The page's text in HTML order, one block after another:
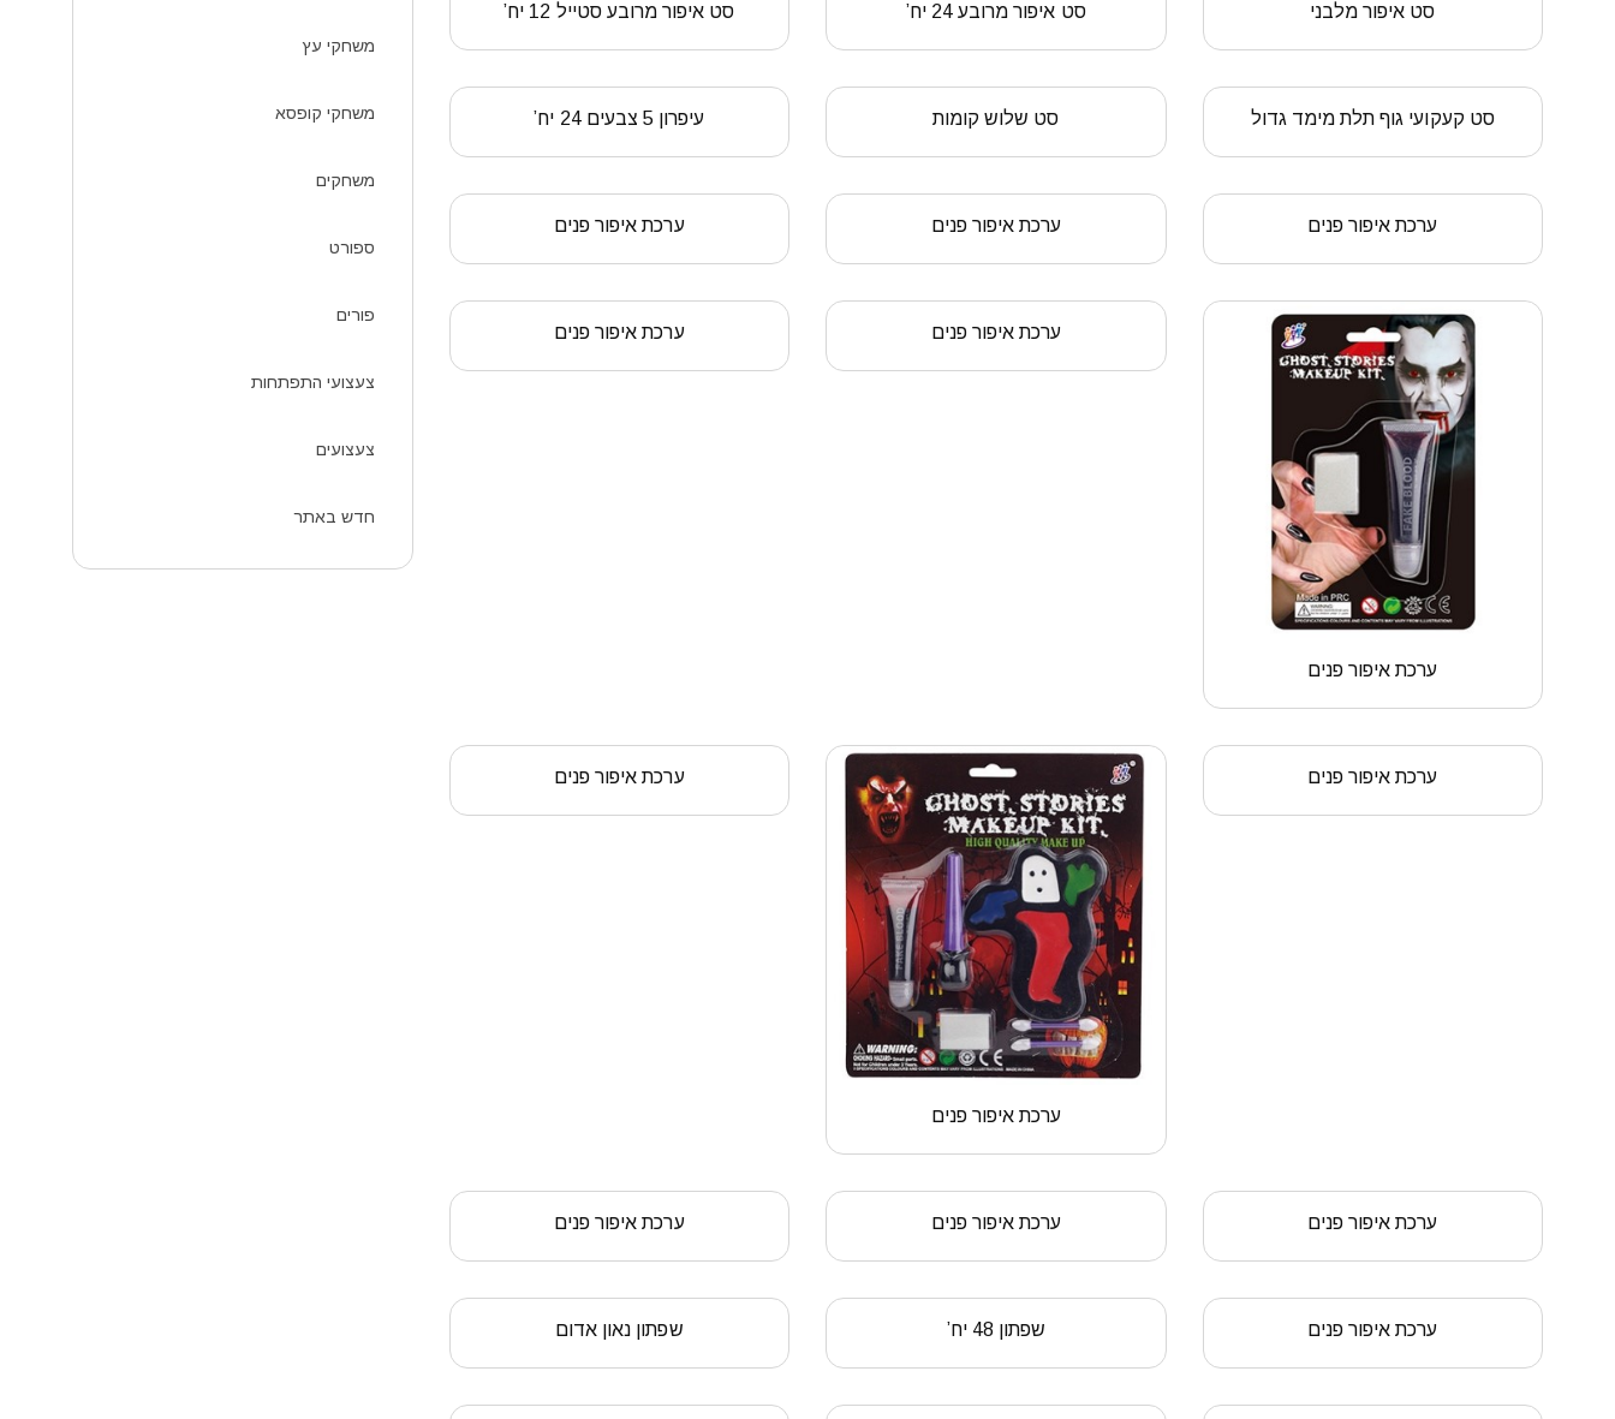
סט איפור מלבני סט איפור מרובע 24 יח’ סט איפור מרובע סטייל 12 יח’
סט קעקועי גוף תלת מימד גדול סט שלוש קומות עיפרון 5 צבעים 24 יח’
ערכת איפור פנים ערכת איפור פנים ערכת איפור פנים
ערכת איפור פנים
ערכת איפור פנים ערכת איפור פנים
ערכת איפור פנים
ערכת איפור פנים
ערכת איפור פנים
ערכת איפור פנים ערכת איפור פנים ערכת איפור פנים
ערכת איפור פנים שפתון 48 יח’ שפתון נאון אדום
משחקי עץ
משחקי קופסא
משחקים
ספורט
פורים
צעצועי התפתחות
צעצועים
חדש באתר